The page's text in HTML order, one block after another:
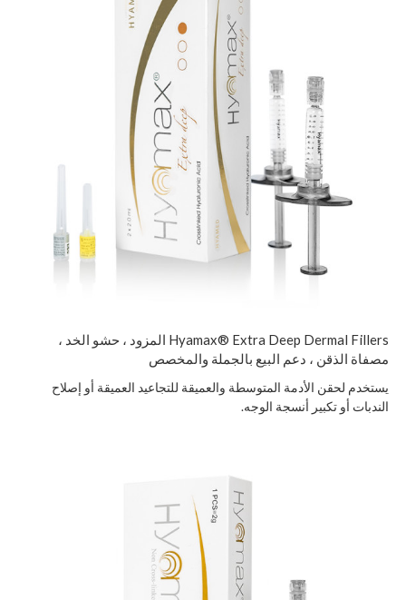
Hyamax® Extra Deep Dermal Fillers المزود ، حشو الخد ،
مصفاة الذقن ، دعم البيع بالجملة والمخصص
يستخدم لحقن الأدمة المتوسطة والعميقة للتجاعيد العميقة أو إصلاح
الندبات أو تكبير أنسجة الوجه.